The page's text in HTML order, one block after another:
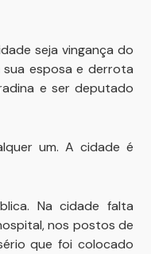
seja vingança do
esposa e derrota
e ser deputado
um. A cidade é
Na cidade falta
nos postos de
que foi colocado